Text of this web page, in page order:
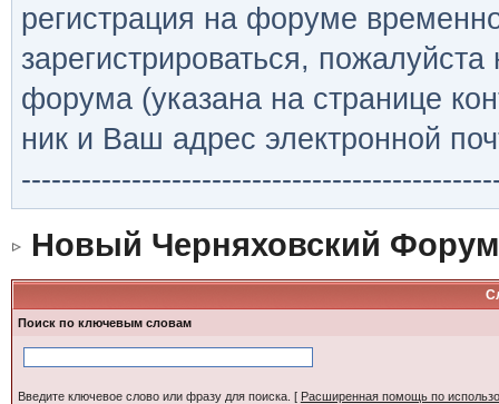
регистрация на форуме
зарегистрироваться,
форума (указана на странице
ник и Ваш адрес электронной
Новый Черняховский Форум
Поиск по ключевым словам
Введите ключевое слово или фразу для поиска. [ Расширенная помощь по